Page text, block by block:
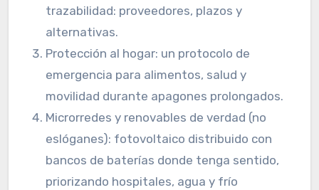
trazabilidad: proveedores, plazos y
alternativas.
Protección al hogar: un protocolo de
emergencia para alimentos, salud y
movilidad durante apagones prolongados.
Microrredes y renovables de verdad (no
eslóganes): fotovoltaico distribuido con
bancos de baterías donde tenga sentido,
priorizando hospitales, agua y frío